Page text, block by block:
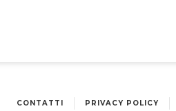
CONTATTI PRIVACY POLICY